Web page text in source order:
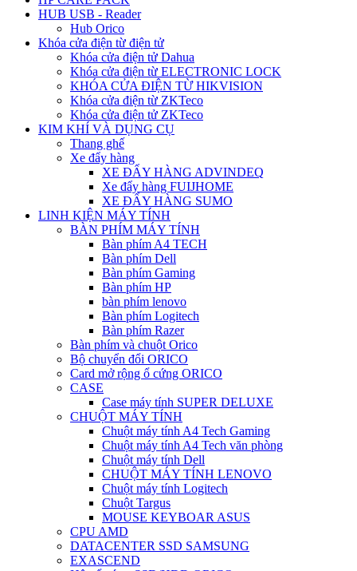
HUB USB - Reader
Hub Orico
Khóa cửa điện từ điện tử
Khóa cửa điện tử Dahua
Khóa cửa điện từ ELECTRONIC LOCK
KHÓA CỬA ĐIỆN TỪ HIKVISION
Khóa cửa điện từ ZKTeco
Khóa cửa điện tử ZKTeco
KIM KHÍ VÀ DỤNG CỤ
Thang ghế
Xe đẩy hàng
XE ĐẨY HÀNG ADVINDEQ
Xe đẩy hàng FUIJHOME
XE ĐẨY HÀNG SUMO
LINH KIỆN MÁY TÍNH
BÀN PHÍM MÁY TÍNH
Bàn phím A4 TECH
Bàn phím Dell
Bàn phím Gaming
Bàn phím HP
bàn phím lenovo
Bàn phím Logitech
Bàn phím Razer
Bàn phím và chuột Orico
Bộ chuyển đổi ORICO
Card mở rộng ổ cứng ORICO
CASE
Case máy tính SUPER DELUXE
CHUỘT MÁY TÍNH
Chuột máy tính A4 Tech Gaming
Chuột máy tính A4 Tech văn phòng
Chuột máy tính Dell
CHUỘT MÁY TÍNH LENOVO
Chuột máy tính Logitech
Chuột Targus
MOUSE KEYBOAR ASUS
CPU AMD
DATACENTER SSD SAMSUNG
EXASCEND